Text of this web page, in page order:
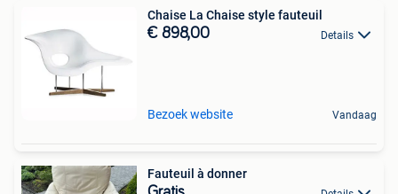
Chaise La Chaise style fauteuil
€ 898,00 Details
Bezoek website Vandaag
Fauteuil à donner